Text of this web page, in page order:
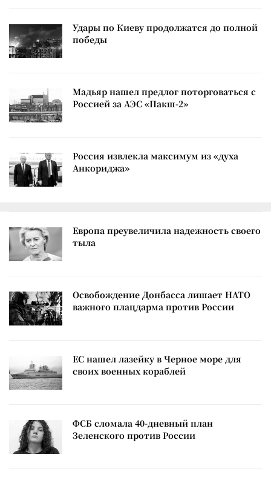
Удары по Киеву продолжатся до полной
победы
Мадьяр нашел предлог поторговаться с
Россией за АЭС «Пакш-2»
Россия извлекла максимум из «духа
Анкориджа»
Европа преувеличила надежность своего
тыла
Освобождение Донбасса лишает НАТО
важного плацдарма против России
ЕС нашел лазейку в Черное море для
своих военных кораблей
ФСБ сломала 40-дневный план
Зеленского против России